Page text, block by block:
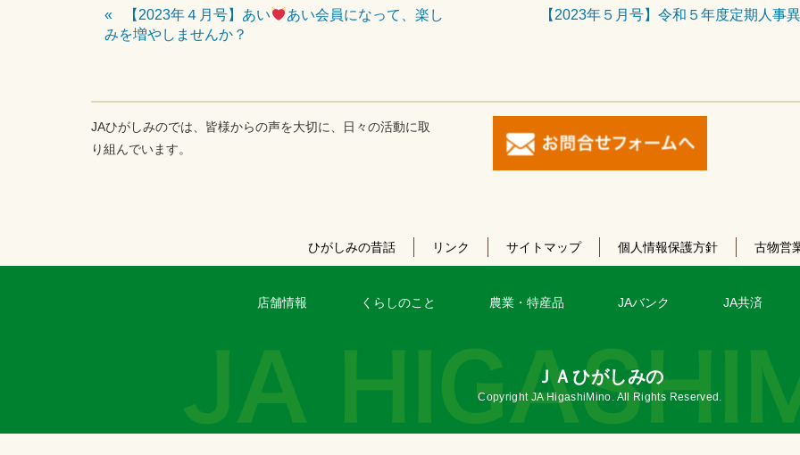
【2023年４月号】あい
あい会員になって、楽し
みを増やしませんか？
【2023年５月号】令和５年度定期人事
JAひがしみのでは、皆様からの声を大切に、日々の活動に取
り組んでいます。
ひがしみの昔話 リンク サイトマップ 個人情報保護方針 古物営
店舗情報 くらしのこと 農業・特産品 JAバンク JA共済
ＪＡひがしみの
Copyright JA HigashiMino. All Rights Reserved.